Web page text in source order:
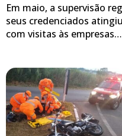
Em maio, a supervisão
seus credenciados
com visitas às empresas…